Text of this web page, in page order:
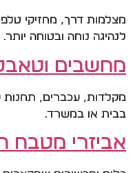
מצלמות דרך, מחזיקי
לנהיגה נוחה ובטוחה יותר.
מחשבים
מקלדות, עכברים, תחנות
בבית או במשרד.
אביזרי מטבח